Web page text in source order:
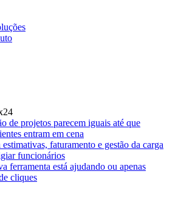
de projetos parecem iguais até que
entram em cena
faturamento e gestão da carga
funcionários
ferramenta está ajudando ou apenas
cliques